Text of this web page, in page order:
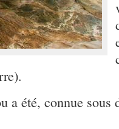
a été, connue sous